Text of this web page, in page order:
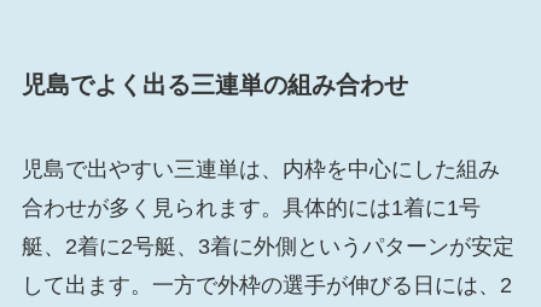
児島でよく出る三連単の組み合わせ
児島で出やすい三連単は、内枠を中心にした組み
合わせが多く見られます。具体的には1着に1号
艇、2着に2号艇、3着に外側というパターンが安定
して出ます。一方で外枠の選手が伸びる日には、2